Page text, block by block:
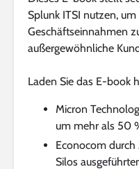
Splunk ITSI nutzen,
Geschäftseinnahmen
außergewöhnliche
Laden Sie das E-book
Micron
um mehr als 50
Econocom durch
Silos